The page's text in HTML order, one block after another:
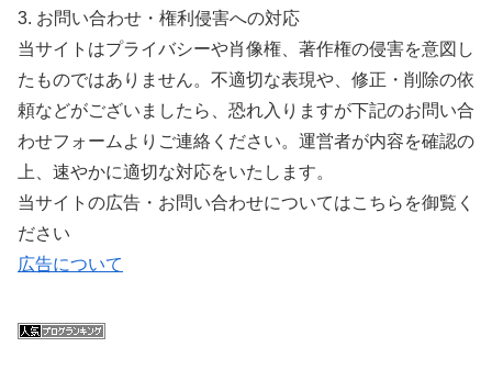
3. お問い合わせ・権利侵害への対応
当サイトはプライバシーや肖像権、著作権の侵害を意図し
たものではありません。不適切な表現や、修正・削除の依
頼などがございましたら、恐れ入りますが下記のお問い合
わせフォームよりご連絡ください。運営者が内容を確認の
上、速やかに適切な対応をいたします。
当サイトの広告・お問い合わせについてはこちらを御覧く
ださい
広告について